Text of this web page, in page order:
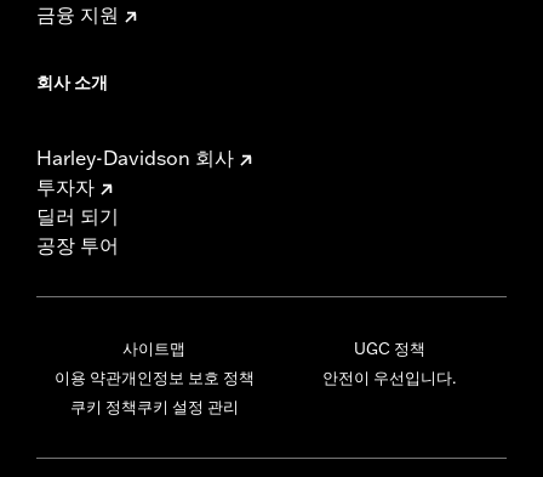
금융 지원
회사 소개
Harley-Davidson 회사
투자자
딜러 되기
공장 투어
사이트맵
이용 약관개인정보 보호 정책
쿠키 정책쿠키 설정 관리
UGC 정책
안전이 우선입니다.